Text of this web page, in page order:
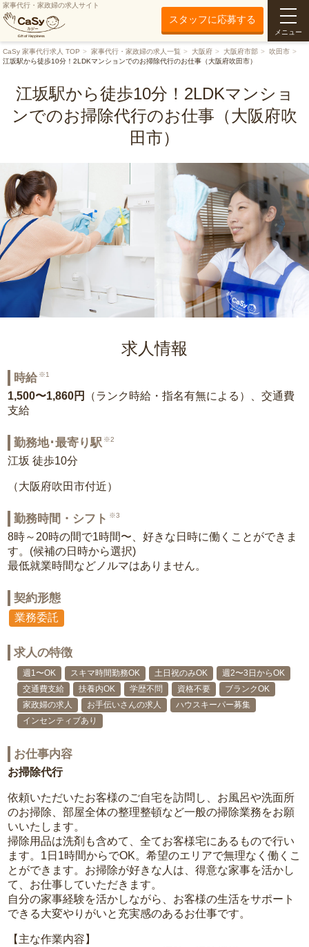
家事代行・家政婦の求人サイト
スタッフに応募する
メニュー
CaSy 家事代行求人 TOP 家事代行・家政婦の求人一覧 大阪府 大阪府市部
吹田市
江坂駅から徒歩10分！2LDKマンションでのお掃除代行のお仕事（大阪府吹田市）
江坂駅から徒歩10分！2LDKマンショ
ンでのお掃除代行のお仕事（大阪府吹
田市）
求人情報
時給 ※1
1,500〜1,860円
（ランク時給・指名有無による）、交通費
支給
勤務地･最寄り駅 ※2
江坂 徒歩10分
（大阪府吹田市付近）
勤務時間・シフト ※3
8時～20時の間で1時間〜、好きな日時に働くことができま
す。(候補の日時から選択)
最低就業時間などノルマはありません。
契約形態
業務委託
求人の特徴
週1〜OK スキマ時間勤務OK 土日祝のみOK
週2〜3日からOK
交通費支給
扶養内OK 学歴不問 資格不要
ブランクOK
家政婦の求人
お手伝いさんの求人
ハウスキーパー募集
インセンティブあり
お仕事内容
お掃除代行
依頼いただいたお客様のご自宅を訪問し、お風呂や洗面所
のお掃除、部屋全体の整理整頓など一般の掃除業務をお願
いいたします。
掃除用品は洗剤も含めて、全てお客様宅にあるもので行い
ます。1日1時間からでOK。希望のエリアで無理なく働くこ
とができます。お掃除が好きな人は、得意な家事を活かし
て、お仕事していただきます。
自分の家事経験を活かしながら、お客様の生活をサポート
できる大変やりがいと充実感のあるお仕事です。
【主な作業内容】